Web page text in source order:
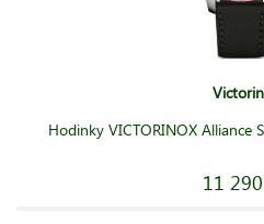
Hodinky VICTORINOX
11